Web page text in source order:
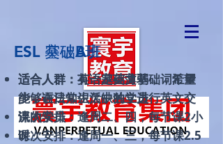
ESL 基础A班
​适合人群 ：有一定英文基础，希望
能够在日常生活中独立进行英文交
流的学员
课次安排：​逢周一、三，每节课2.5
ESL 突破B班
​适合人群 ：英语基础薄弱，词汇量
少，语法知识欠缺的学员
课次安排：​逢周二、四，每节课2小
时